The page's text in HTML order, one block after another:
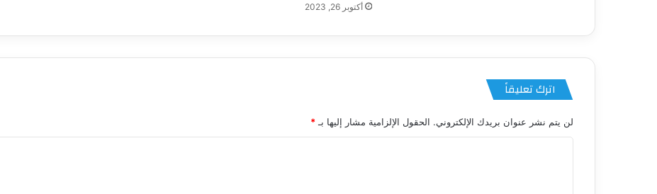
أكتوبر 26, 2023
اترك تعليقاً
لن يتم نشر عنوان بريدك الإلكتروني. الحقول الإلزامية مشار إليها بـ *